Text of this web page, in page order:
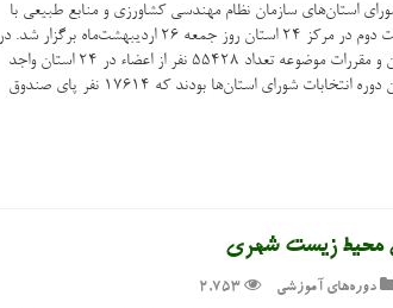
استان‌های سازمان نظام مهندسی کشاورزی و منابع طبیعی با
تشکیل مجمع عمومی نوبت دوم در مرکز ۲۴ استان روز جمعه ۲۶ اردیبهشت‌ماه برگزار شد. در
این مرحله بر اساس قوانین و مقررات موضوعه تعداد ۵۵۴۲۸ نفر از اعضاء در ۲۴ استان واجد
شرایط شرکت در چهارمین دوره انتخابات شورای استان‌ها بودند که ۱۷۶۱۴ نفر پای صندوق
محیط زیست شهری
دوره‌های آموزشی 2,753